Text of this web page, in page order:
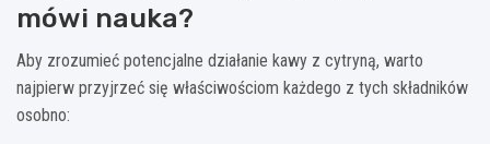
mówi nauka?
Aby zrozumieć potencjalne działanie kawy z cytryną, warto
najpierw przyjrzeć się właściwościom każdego z tych składników
osobno: